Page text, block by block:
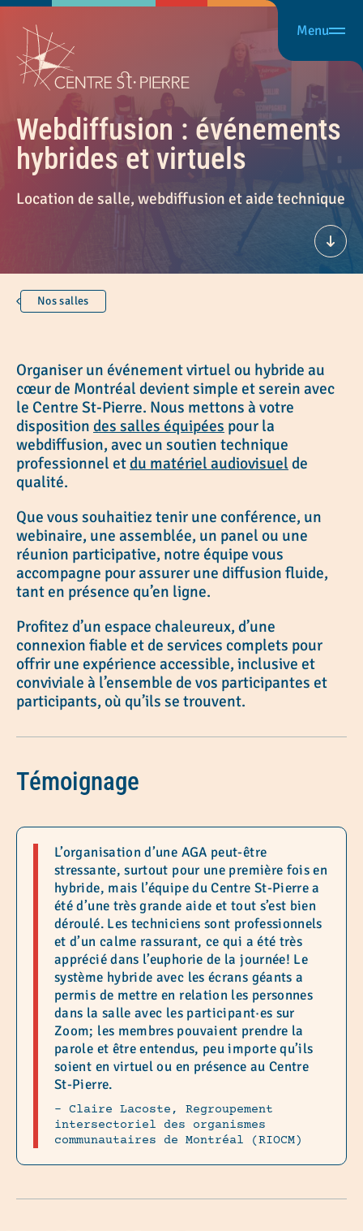
Menu
Webdiffusion : événements
hybrides et virtuels
Location de salle, webdiffusion et aide technique
Nos salles
Organiser un événement virtuel ou hybride au
cœur de Montréal devient simple et serein avec
le Centre St-Pierre. Nous mettons à votre
disposition des salles équipées pour la
webdiffusion, avec un soutien technique
professionnel etdu matériel audiovisuelde
qualité.
Que vous souhaitiez tenir une conférence, un
webinaire, une assemblée, un panel ou une
réunion participative, notre équipe vous
accompagne pour assurer une diffusion fluide,
tant en présence qu’en ligne.
Profitez d’un espace chaleureux, d’une
connexion fiable et de services complets pour
offrir une expérience accessible, inclusive et
conviviale à l’ensemble de vos participantes et
participants, où qu’ils se trouvent.
Témoignage
L’organisation d’une AGA peut-être
stressante, surtout pour une première fois en
hybride, mais l’équipe du Centre St-Pierre a
été d’une très grande aide et tout s’est bien
déroulé. Les techniciens sont professionnels
et d’un calme rassurant, ce qui a été très
apprécié dans l’euphorie de la journée! Le
système hybride avec les écrans géants a
permis de mettre en relation les personnes
dans la salle avec les participant·es sur
Zoom; les membres pouvaient prendre la
parole et être entendus, peu importe qu’ils
soient en virtuel ou en présence au Centre
St-Pierre.
– Claire Lacoste, Regroupement
intersectoriel des organismes
communautaires de Montréal (RIOCM)